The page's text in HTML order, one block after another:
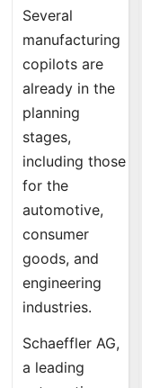
Several
manufacturing
copilots are
already in the
planning
stages,
including those
for the
automotive,
consumer
goods, and
engineering
industries.
Schaeffler AG,
a leading